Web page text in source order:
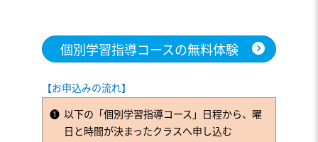
個別学習指導コースの無料体験
【お申込みの流れ】
➊ 以下の「個別学習指導コース」日程から、曜
日と時間が決まったクラスへ申し込む